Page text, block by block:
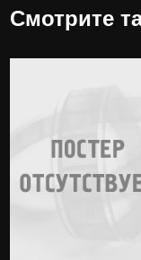
Смотрите